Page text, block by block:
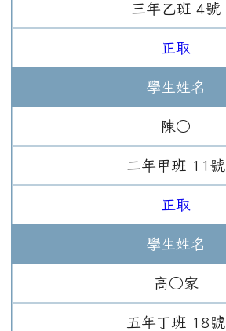
三年 乙班 4號
正取
學生姓名
陳○
二年 甲班 11 號
正取
學生姓名
高○家
五年丁班 18號